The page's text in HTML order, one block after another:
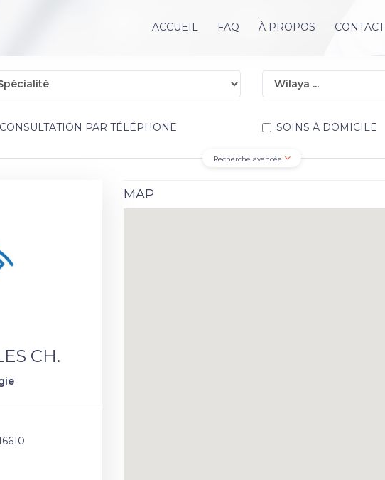
ACCUEIL FAQ À PROPOS CONTACT
CONSULTATION PAR TÉLÉPHONE SOINS À DOMICILE
Recherche avancée
CH.
MAP